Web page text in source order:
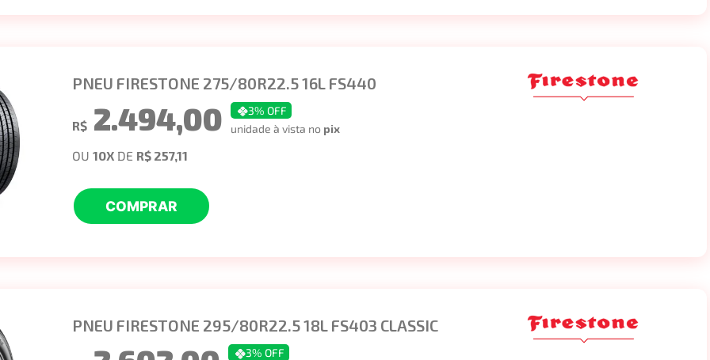
PNEU FIRESTONE 275/80R22.5 16L FS440
R$ 2.494,00 3% OFF
unidade à vista no pix
OU 10X DE R$ 257,11
COMPRAR
PNEU FIRESTONE 295/80R22.5 18L FS403 CLASSIC
3% OFF